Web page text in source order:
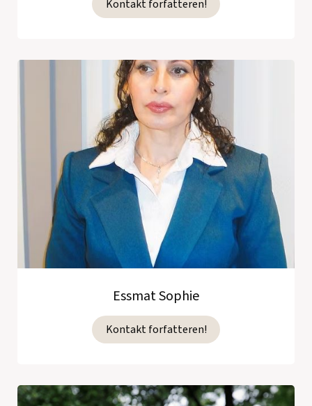
Kontakt forfatteren!
Essmat Sophie
Kontakt forfatteren!